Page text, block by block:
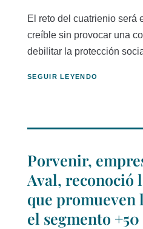
El reto del cuatrienio será
creíble sin provocar una
debilitar la protección
SEGUIR LEYENDO
Porvenir,
Aval, reconoció
que promueven
el segmento +50